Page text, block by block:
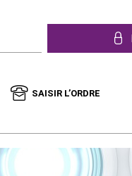
SAISIR L’ORDRE